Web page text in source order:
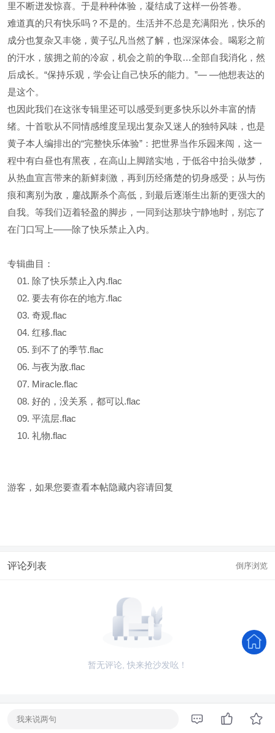
里不断迸发惊喜。于是种种体验，凝结成了这样一份答卷。
难道真的只有快乐吗？不是的。生活并不总是充满阳光，快乐的
成分也复杂又丰饶，黄子弘凡当然了解，也深深体会。喝彩之前
的汗水，簇拥之前的冷寂，机会之前的争取…全部自我消化，然
后成长。“保持乐观，学会让自己快乐的能力。”— —他想表达的
是这个。
也因此我们在这张专辑里还可以感受到更多快乐以外丰富的情
绪。十首歌从不同情感维度呈现出复杂又迷人的独特风味，也是
黄子本人编排出的“完整快乐体验”：把世界当作乐园来闯，这一
程中有白昼也有黑夜，在高山上脚踏实地，于低谷中抬头做梦，
从热血宣言带来的新鲜刺激，再到历经痛楚的切身感受；从与伤
痕和离别为敌，鏖战厮杀个高低，到最后逐渐生出新的更强大的
自我。等我们迈着轻盈的脚步，一同到达那块宁静地时，别忘了
在门口写上——除了快乐禁止入内。
专辑曲目：
01. 除了快乐禁止入内.flac
02. 要去有你在的地方.flac
03. 奇观.flac
04. 红移.flac
05. 到不了的季节.flac
06. 与夜为敌.flac
07. Miracle.flac
08. 好的，没关系，都可以.flac
09. 平流层.flac
10. 礼物.flac
游客，如果您要查看本帖隐藏内容请回复
评论列表 倒序浏览
暂无评论, 快来抢沙发吆！
我来说两句